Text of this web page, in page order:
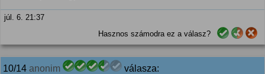
júl. 6. 21:37
Hasznos számodra ez a válasz?
10/14 anonim válasza: